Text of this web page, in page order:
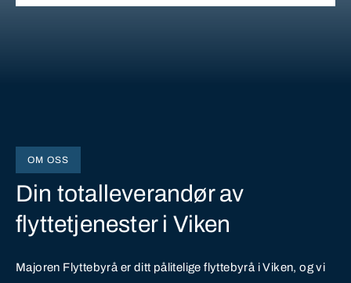
OM OSS
Din totalleverandør av
flyttetjenester i Viken
Majoren Flyttebyrå er ditt pålitelige flyttebyrå i Viken, og vi